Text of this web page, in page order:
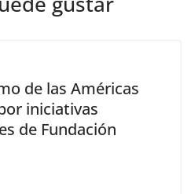
de las Américas
iniciativas
de Fundación